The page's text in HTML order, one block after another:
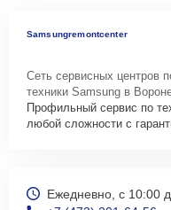
Samsungremontcenter
Сеть сервисных центров
техники Samsung в
Профильный сервис по
любой сложности с
Ежедневно, с 10:00